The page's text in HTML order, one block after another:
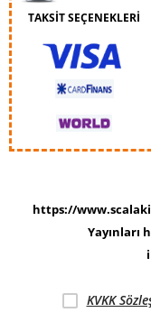
TAKSİT SEÇENEKLERİ
https://
Yayınları
KVKK